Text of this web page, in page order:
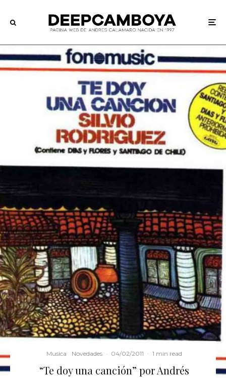
Musica Novedades · 04/02/2011 · 1 min read
“Te doy una canción” por Andrés